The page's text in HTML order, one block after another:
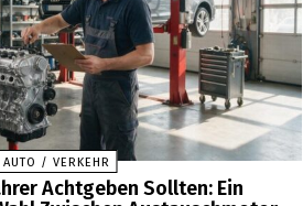
AUTO / VERKEHR
Achtgeben Sollten: Ein